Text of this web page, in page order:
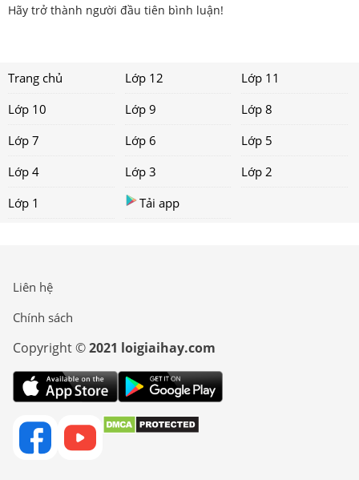
Hãy trở thành người đầu tiên bình luận!
Trang chủ Lớp 12
Lớp 11
Lớp 10
Lớp 9
Lớp 8
Lớp 7
Lớp 6
Lớp 5
Lớp 4
Lớp 3
Lớp 2
Lớp 1
Tải app
Liên hệ
Chính sách
Copyright ©2021 loigiaihay.com